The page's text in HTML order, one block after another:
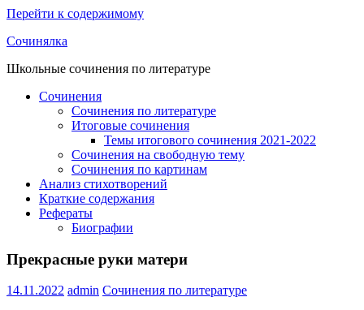
Перейти к содержимому
Сочинялка
Школьные сочинения по литературе
Сочинения
Сочинения по литературе
Итоговые сочинения
Темы итогового сочинения 2021-2022
Сочинения на свободную тему
Сочинения по картинам
Анализ стихотворений
Краткие содержания
Рефераты
Биографии
Прекрасные руки матери
14.11.2022 admin Сочинения по литературе